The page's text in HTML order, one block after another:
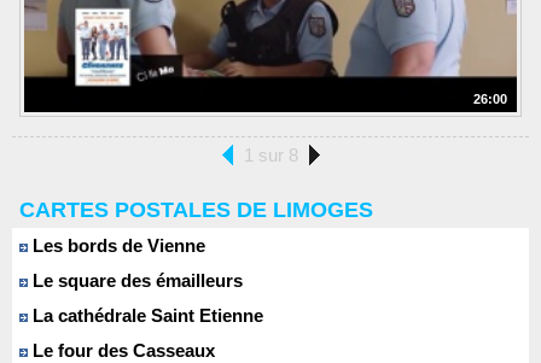
26:00
1 sur 8
CARTES POSTALES DE LIMOGES
Les bords de Vienne
Le square des émailleurs
La cathédrale Saint Etienne
Le four des Casseaux